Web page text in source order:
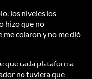
los niveles los
hizo que no
me colaron y no me dió
que cada plataforma
no tuviera que